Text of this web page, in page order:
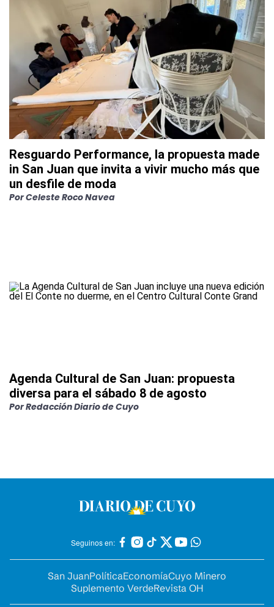
Resguardo Performance, la propuesta made
in San Juan que invita a vivir mucho más que
un desfile de moda
PorCeleste Roco Navea
Agenda Cultural de San Juan: propuesta
diversa para el sábado 8 de agosto
PorRedacción Diario de Cuyo
Seguinos en:
San JuanPolíticaEconomíaCuyo Minero
Suplemento VerdeRevista OH